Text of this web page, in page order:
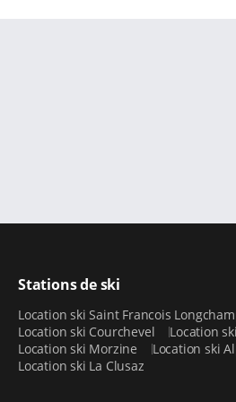
Stations de ski
Location ski Saint Francois
Location ski Courchevel
Location
Location ski Morzine
Location ski
Location ski La Clusaz